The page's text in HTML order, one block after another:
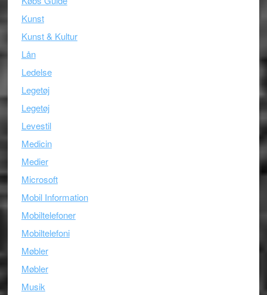
Kunst
Kunst & Kultur
Lån
Ledelse
Legetøj
Legetøj
Levestil
Medicin
Medier
Microsoft
Mobil Information
Mobiltelefoner
Mobiltelefoni
Møbler
Møbler
Musik